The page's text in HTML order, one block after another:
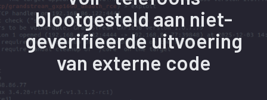
blootgesteld aan niet-
geverifieerde uitvoering
van externe code